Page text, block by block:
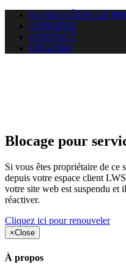
SI VOUS ÊTES LE
A PROPOS
CONTACT
ENGLISH
Blocage pour
Si vous êtes propriétaire de ce
depuis votre espace client
votre site web est suspendu et
réactiver.
Cliquez ici pour renouveler
×Close
À propos